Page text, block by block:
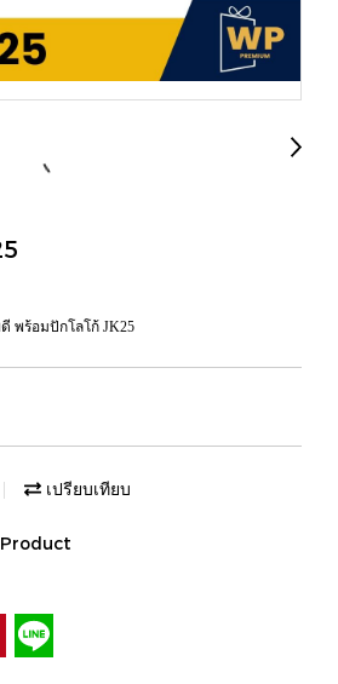
พร้อมปักโลโก้ JK25
เปรียบเทียบ